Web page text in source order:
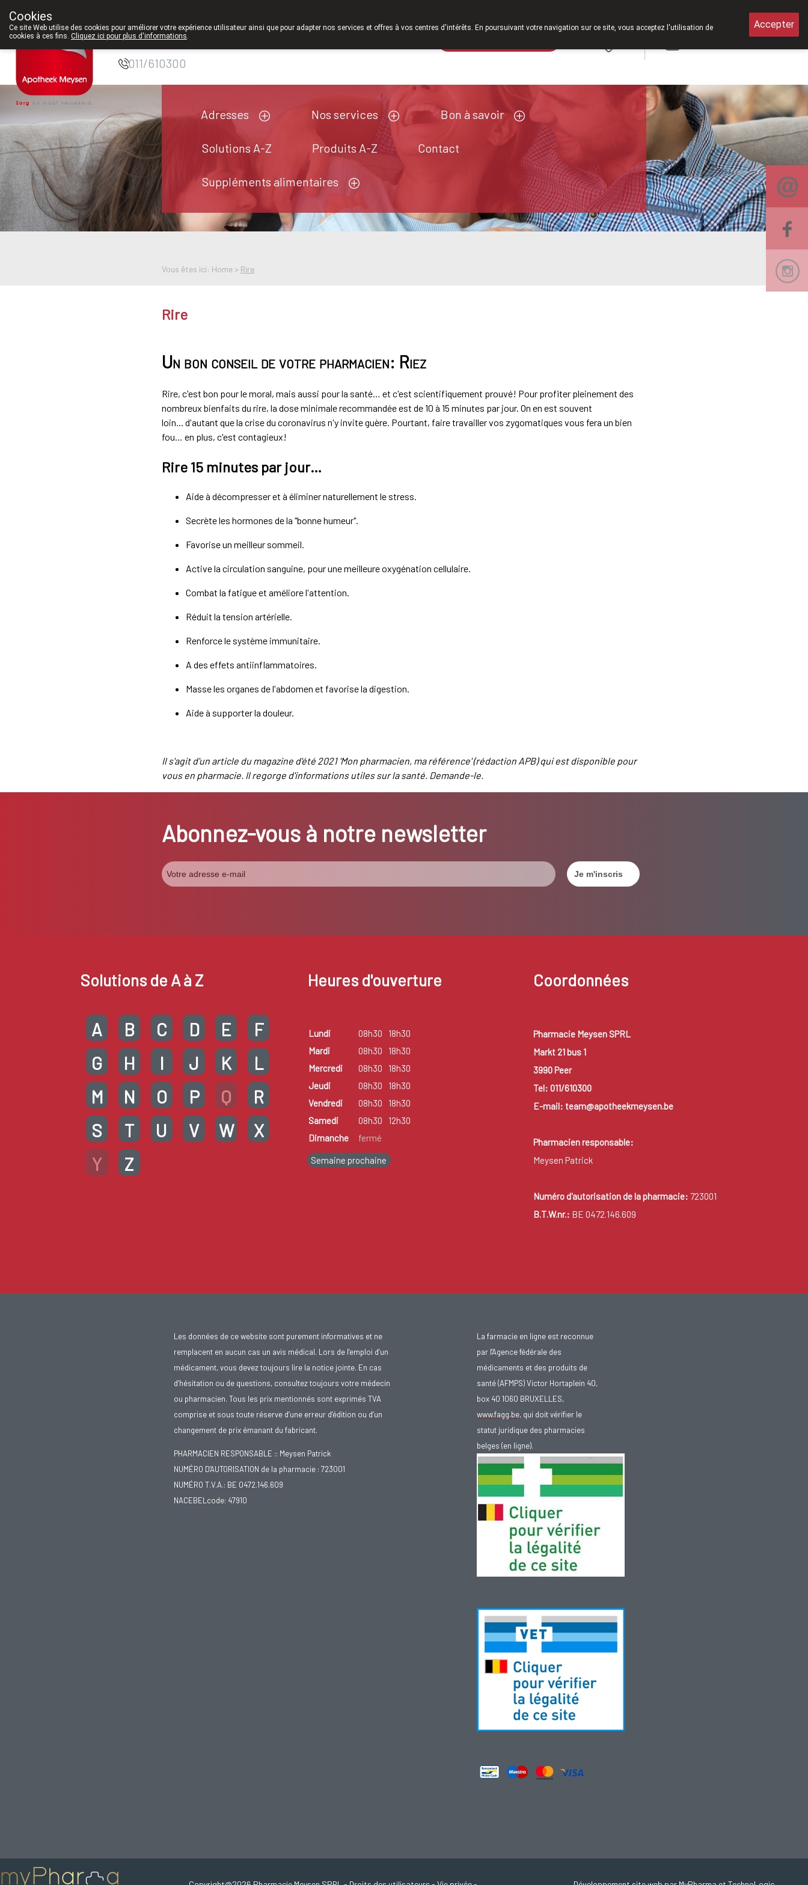
Pharmacie Meysen
SPRL
011/610300
Adresses Nos services Bon à savoir
Solutions A-Z Produits A-Z Contact
Suppléments alimentaires
Vous êtes ici: Home > Rire
Rire
Un bon conseil de votre pharmacien: Riez
Rire, c'est bon pour le moral, mais aussi pour la santé… et c'est scientifiquement prouvé! Pour profiter pleinement des
nombreux bienfaits du rire, la dose minimale recommandée est de 10 à 15 minutes par jour. On en est souvent
loin... d'autant que la crise du coronavirus n'y invite guère. Pourtant, faire travailler vos zygomatiques vous fera un bien
fou… en plus, c'est contagieux!
Rire 15 minutes par jour…
Aide à décompresser et à éliminer naturellement le stress.
Secrète les hormones de la "bonne humeur".
Favorise un meilleur sommeil.
Active la circulation sanguine, pour une meilleure oxygénation cellulaire.
Combat la fatigue et améliore l'attention.
Réduit la tension artérielle.
Renforce le système immunitaire.
A des effets antiinflammatoires.
Masse les organes de l'abdomen et favorise la digestion.
Aide à supporter la douleur.
Il s'agit d'un article du magazine d'été 2021 'Mon pharmacien, ma référence' (rédaction APB) qui est disponible pour
vous en pharmacie. Il regorge d'informations utiles sur la santé. Demande-le.
Abonnez-vous à notre newsletter
Solutions de A à Z
A B C D E
F
G
H I J K
L
M
N O P Q
R
S
T U V W
X
Y
Z
Heures d'ouverture
Lundi 08h30
18h30
Mardi
08h30
18h30
Mercredi
08h30
18h30
Jeudi
08h30
18h30
Vendredi
08h30
18h30
Samedi
08h30
12h30
Dimanche
fermé
Semaine prochaine
Coordonnées
Pharmacie Meysen SPRL
Markt 21 bus 1
3990 Peer
Tel: 011/610300
E-mail: team@apotheekmeysen.be
Pharmacien responsable:
Meysen Patrick
Numéro d'autorisation de la pharmacie: 723001
B.T.W.nr.: BE 0472.146.609
Les données de ce website sont purement informatives et ne
remplacent en aucun cas un avis médical. Lors de l’emploi d’un
médicament, vous devez toujours lire la notice jointe. En cas
d’hésitation ou de questions, consultez toujours votre médecin
ou pharmacien. Tous les prix mentionnés sont exprimés TVA
comprise et sous toute réserve d’une erreur d’édition ou d’un
changement de prix émanant du fabricant.
PHARMACIEN RESPONSABLE :: Meysen Patrick
NUMÉRO D'AUTORISATION de la pharmacie : 723001
NUMÉRO T.V.A.: BE 0472.146.609
NACEBELcode: 47910
La farmacie en ligne est reconnue
par l'Agence fédérale des
médicaments et des produits de
santé (AFMPS) Victor Hortaplein 40,
box 40 1060 BRUXELLES,
www.fagg.be, qui doit vérifier le
statut juridique des pharmacies
belges (en ligne).
Cookies
Ce site Web utilise des cookies pour améliorer votre expérience utilisateur ainsi que pour adapter nos services et offres à vos centres d'intérêts. En poursuivant votre navigation sur ce site, vous acceptez l'utilisation de
cookies à ces fins. Cliquez ici pour plus d'informations.
Accepter